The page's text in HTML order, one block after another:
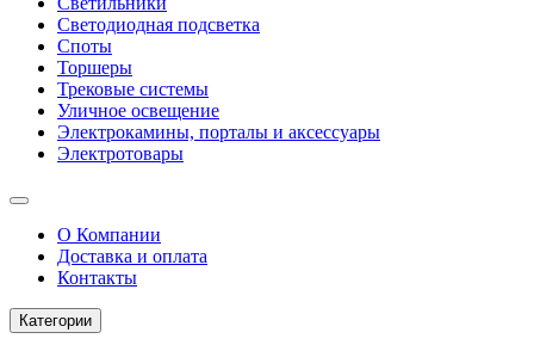
Светодиодная подсветка
Споты
Торшеры
Трековые системы
Уличное освещение
Электрокамины, порталы и аксессуары
Электротовары
О Компании
Доставка и оплата
Контакты
Категории